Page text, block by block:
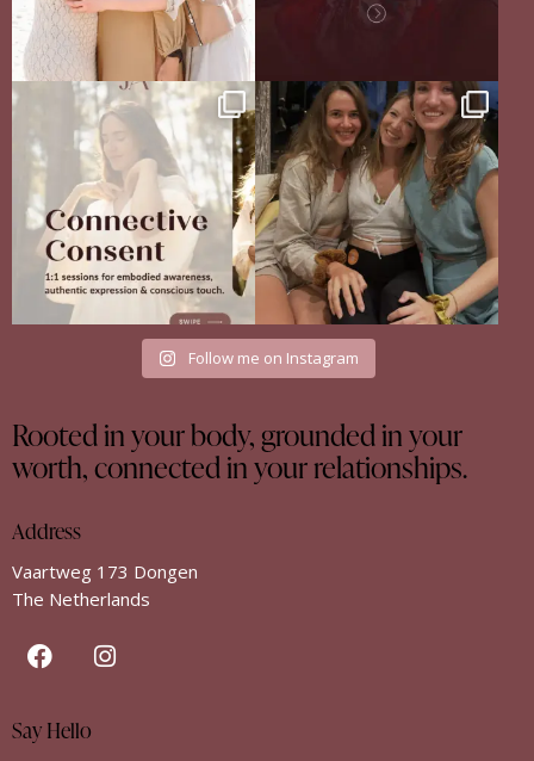
Your body never lies.
The real question is: are ...
13 4
The Sisterhood Wound that shaped
me
There...
35 18
Follow me on Instagram
Rooted in your body, grounded in your
worth, connected in your relationships.
Address
Vaartweg 173 Dongen
The Netherlands
Say Hello